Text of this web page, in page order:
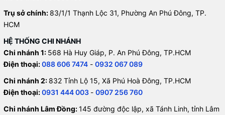
Trụ sở chính: 83/1/1 Thạnh Lộc 31, Phường An Phú Đông, TP.
HCM
HỆ THỐNG CHI NHÁNH
Chi nhánh 1: 568 Hà Huy Giáp, P. An Phú Đông, TP.HCM
Điện thoại:088 606 7474 - 0932 067 089
Chi nhánh 2: 832 Tỉnh Lộ 15, Xã Phú Hoà Đông, TP.HCM
Điện thoại:0931 444 003 - 0907 256 760
Chi nhánh Lâm Đồng:145 đường độc lập, xã Tánh Linh, tỉnh Lâm